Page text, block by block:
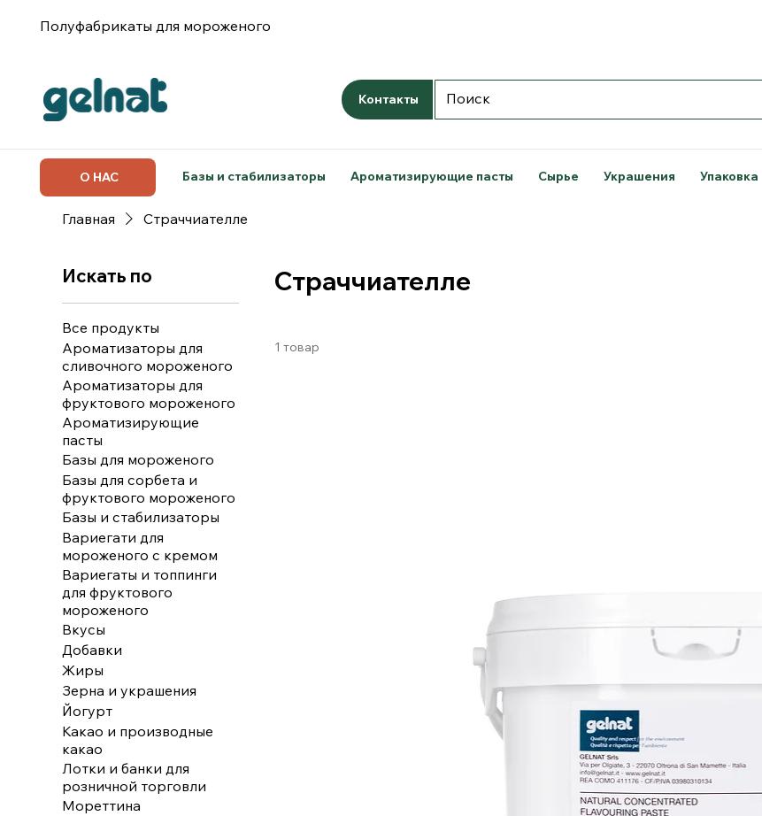
Полуфабрикаты для мороженого
Контакты
О НАС Базы и стабилизаторы Ароматизирующие пасты Сырье Украшения Упаковка
Главная Страччиателле
Искать по
Все продукты
Ароматизаторы для
сливочного мороженого
Ароматизаторы для
фруктового мороженого
Ароматизирующие
пасты
Базы для мороженого
Базы для сорбета и
фруктового мороженого
Базы и стабилизаторы
Вариегати для
мороженого с кремом
Вариегаты и топпинги
для фруктового
мороженого
Вкусы
Добавки
Жиры
Зерна и украшения
Йогурт
Какао и производные
какао
Лотки и банки для
розничной торговли
Мореттина
Страччиателле
1 товар